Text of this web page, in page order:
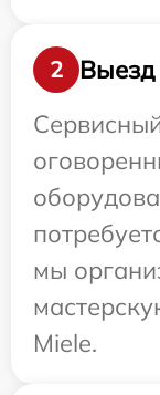
2
Выезд
мы
Miele.